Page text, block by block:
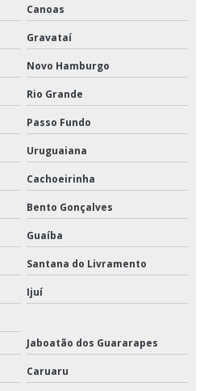
Canoas
Gravataí
Novo Hamburgo
Rio Grande
Passo Fundo
Uruguaiana
Cachoeirinha
Bento Gonçalves
Guaíba
Santana do Livramento
Ijuí
Jaboatão dos Guararapes
Caruaru